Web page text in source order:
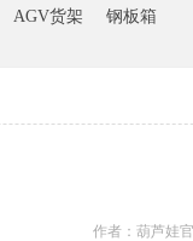
AGV货架 钢板箱
作者：葫